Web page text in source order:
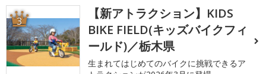
3
【新アトラクション】KIDS
BIKE FIELD(キッズバイクフィ
ールド)／栃木県
生まれてはじめてのバイクに挑戦できるア